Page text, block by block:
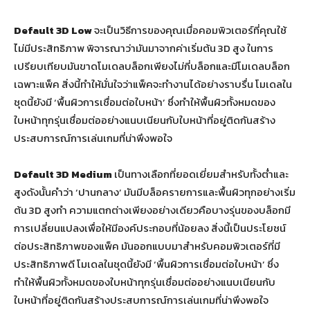
Default 3D Lowจะเป็นวิธีการของคุณเมื่อคอมพิวเตอร์ที่คุณใช้
ไม่มีประสิทธิภาพ พิจารณาว่ามันมาจากค่าเริ่มต้น 3D สูง ในการ
เปรียบเทียบมันขาดโมเดลบล็อกเพียงไม่กี่บล็อกและมีโมเดลบล็อก
เฉพาะแพ็ค สิ่งนี้ทำให้มั่นใจว่าแพ็คจะทำงานได้อย่างราบรื่น โมเดลใน
ชุดนี้ยังมี ‘พื้นผิวการเชื่อมต่อใบหน้า’ ซึ่งทำให้พื้นผิวทั้งหมดของ
ใบหน้าทุกรุ่นเชื่อมต่ออย่างแนบเนียนกับใบหน้าที่อยู่ติดกันสร้าง
ประสบการณ์การเล่นเกมที่น่าพึงพอใจ
Default 3D Mediumเป็นทางเลือกที่ยอดเยี่ยมสำหรับทั้งต่ำและ
สูงดังนั้นคำว่า ‘ปานกลาง’ มันมีบล็อครายการและพื้นผิวทุกอย่างเริ่ม
ต้น 3D สูงทำ ความแตกต่างเพียงอย่างเดียวคือบางรุ่นของบล็อกมี
การเปลี่ยนแปลงเพื่อให้มีองค์ประกอบที่น้อยลง สิ่งนี้เป็นประโยชน์
ต่อประสิทธิภาพของแพ็ค มันออกแบบมาสำหรับคอมพิวเตอร์ที่มี
ประสิทธิภาพดี โมเดลในชุดนี้ยังมี ‘พื้นผิวการเชื่อมต่อใบหน้า’ ซึ่ง
ทำให้พื้นผิวทั้งหมดของใบหน้าทุกรุ่นเชื่อมต่ออย่างแนบเนียนกับ
ใบหน้าที่อยู่ติดกันสร้างประสบการณ์การเล่นเกมที่น่าพึงพอใจ